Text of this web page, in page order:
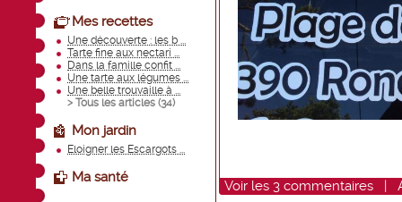
Mes recettes
Une découverte : les b ...
Tarte fine aux nectari ...
Dans la famille confit ...
Une tarte aux légumes ...
Une belle trouvaille à ...
> Tous les articles (34)
Mon jardin
Eloigner les Escargots ...
Ma santé
Voir les 3 commentaires |